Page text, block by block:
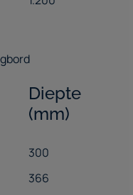
Diepte
(mm)
300
366